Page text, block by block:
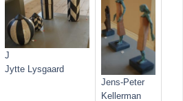
J
Jytte Lysgaard
Jens-Peter
Kellerman